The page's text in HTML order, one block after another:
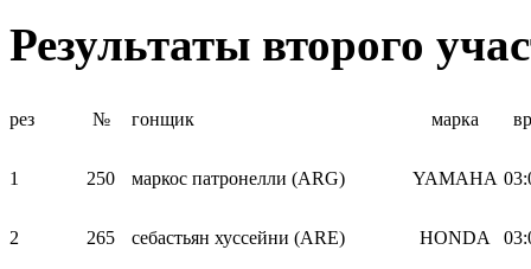
Результаты второго
рез № гонщик марка
1 250 маркос патронелли (ARG) YAMAHA
2 265 себастьян хуссейни (ARE) HONDA